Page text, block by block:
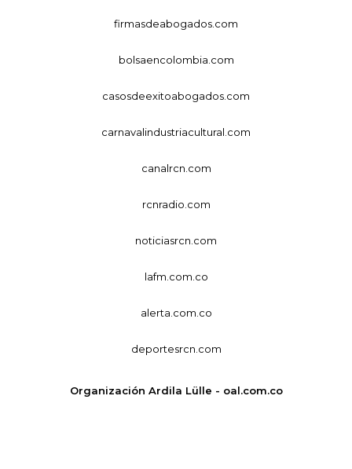
firmasdeabogados.com
bolsaencolombia.com
casosdeexitoabogados.com
carnavalindustriacultural.com
canalrcn.com
rcnradio.com
noticiasrcn.com
lafm.com.co
alerta.com.co
deportesrcn.com
Organización Ardila Lülle - oal.com.co